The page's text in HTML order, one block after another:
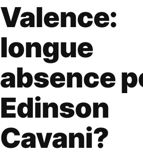
Valence:
longue
absence
Edinson
Cavani?